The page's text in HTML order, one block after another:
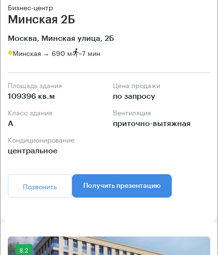
Бизнес-центр
Минская 2Б
Москва, Минская улица, 2Б
Минская → 690 м ~7 мин
Площадь здания
109396 кв.м
Цена продажи
по запросу
Класс здания
А
Вентиляция
приточно-вытяжная
Кондиционирование
центральное
Позвонить Получить презентацию
8.2